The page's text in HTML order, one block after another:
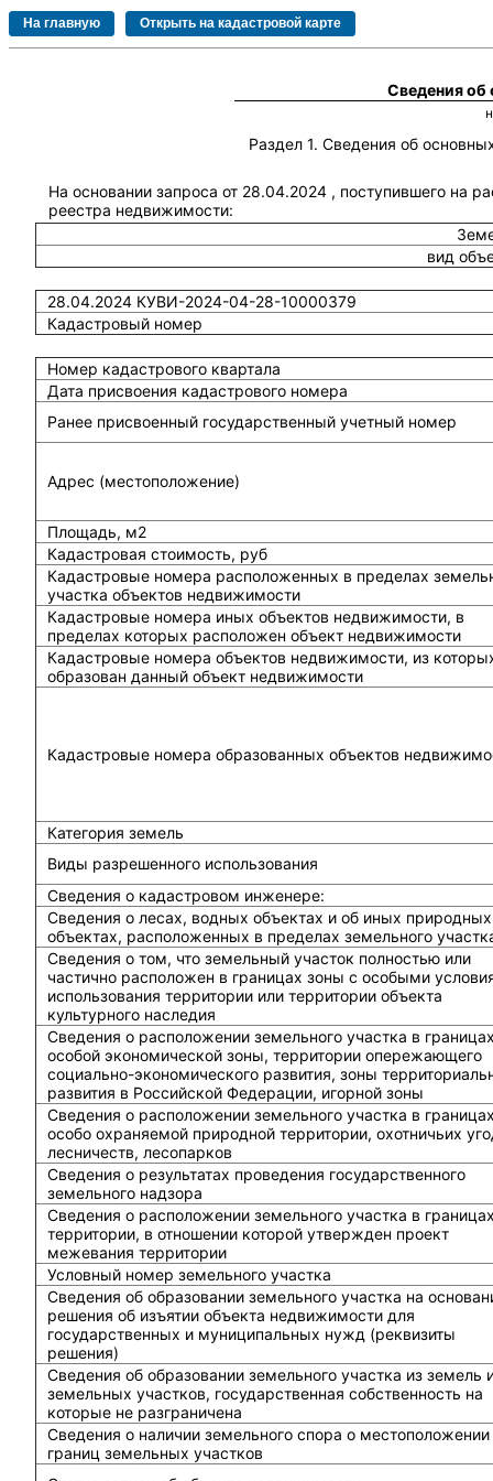
Сведения
Раздел 1. Сведения об
На основании запроса от 28.04.2024 , поступившего на
реестра недвижимости:
вид
28.04.2024 КУВИ-2024-04-28-10000379
Кадастровый номер
Номер кадастрового квартала
Дата присвоения кадастрового номера
Ранее присвоенный государственный учетный номер
Адрес (местоположение)
Площадь, м2
Кадастровая стоимость, руб
Кадастровые номера расположенных в пределах
участка объектов недвижимости
Кадастровые номера иных объектов недвижимости, в
пределах которых расположен объект недвижимости
Кадастровые номера объектов недвижимости, из
образован данный объект недвижимости
Кадастровые номера образованных объектов
Категория земель
Виды разрешенного использования
Сведения о кадастровом инженере:
Cведения о лесах, водных объектах и об иных природных
объектах, расположенных в пределах земельного
Сведения о том, что земельный участок полностью или
частично расположен в границах зоны с особыми
использования территории или территории объекта
культурного наследия
Сведения о расположении земельного участка в
особой экономической зоны, территории опережающего
социально-экономического развития, зоны
развития в Российской Федерации, игорной зоны
Сведения о расположении земельного участка в
особо охраняемой природной территории, охотничьих
лесничеств, лесопарков
Сведения о результатах проведения государственного
земельного надзора
Сведения о расположении земельного участка в
территории, в отношении которой утвержден проект
межевания территории
Условный номер земельного участка
Сведения об образовании земельного участка на
решения об изъятии объекта недвижимости для
государственных и муниципальных нужд (реквизиты
решения)
Сведения об образовании земельного участка из земель
земельных участков, государственная собственность на
которые не разграничена
Сведения о наличии земельного спора о местоположении
границ земельных участков